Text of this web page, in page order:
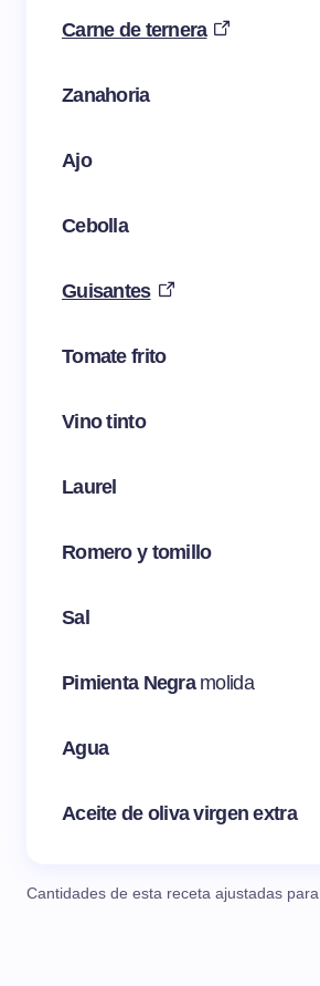
Carne de ternera
Zanahoria
Ajo
Cebolla
Guisantes
Tomate frito
Vino tinto
Laurel
Romero y tomillo
Sal
Pimienta Negra molida
Agua
Aceite de oliva virgen extra
Cantidades de esta receta ajustadas para